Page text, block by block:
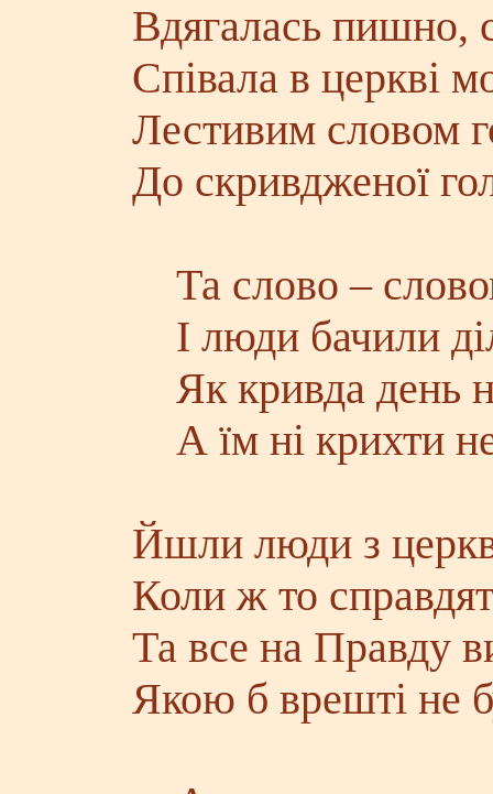
Вдягалась пишно,
Співала в церкві
Лестивим словом
До скривдженої
Та слово –
І люди бачили
Як кривда день
А їм ні крихти
Йшли люди з
Коли ж то
Та все на Правду
Якою б врешті не